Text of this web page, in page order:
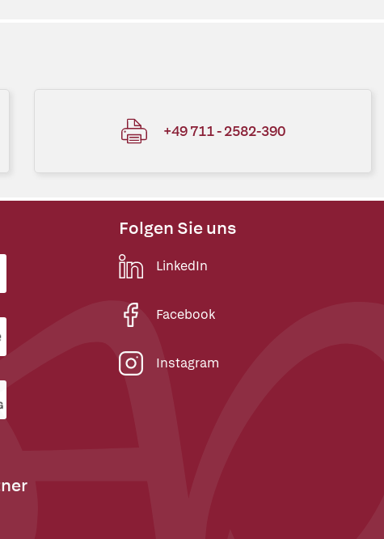
+49 711 - 2582-390
Folgen Sie uns
LinkedIn
Facebook
Instagram